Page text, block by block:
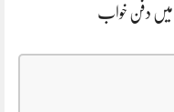
میں دفن خواب